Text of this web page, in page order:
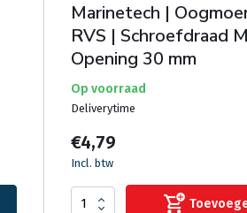
Marinetech |
RVS | Schroefdraad
Opening 30 mm
Op voorraad
Deliverytime
€4,79
Incl. btw